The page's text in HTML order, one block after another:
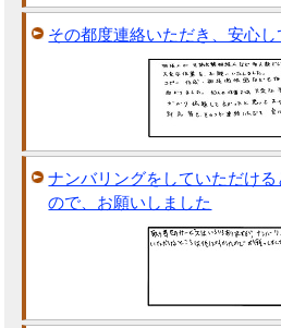
その都度連絡いただき、安心
ナンバリングをしていただけ
ので、お願いしました